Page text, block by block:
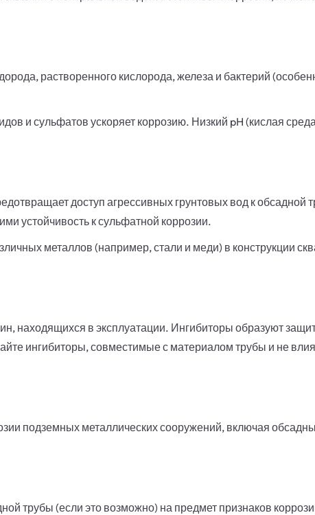
растворенного кислорода, железа и бактерий
и сульфатов ускоряет коррозию. Низкий pH (кислая
доступ агрессивных грунтовых вод к обсадной
устойчивость к сульфатной коррозии.
металлов (например, стали и меди) в конструкции
находящихся в эксплуатации. Ингибиторы образуют
ингибиторы, совместимые с материалом трубы и не
подземных металлических сооружений, включая
трубы (если это возможно) на предмет признаков